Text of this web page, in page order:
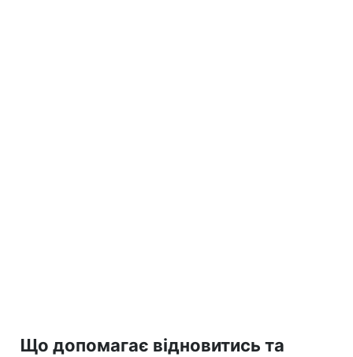
Що допомагає відновитись та